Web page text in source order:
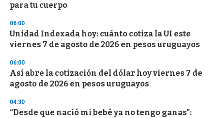
para tu cuerpo
06:00
Unidad Indexada hoy: cuánto cotiza la UI este
viernes 7 de agosto de 2026 en pesos uruguayos
06:00
Así abre la cotización del dólar hoy viernes 7 de
agosto de 2026 en pesos uruguayos
04:30
“Desde que nació mi bebé ya no tengo ganas”: